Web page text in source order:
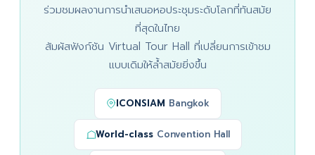
ร่วมชมผลงานการนำเสนอหอประชุมระดับโลกที่ทันสมัย
ที่สุดในไทย
สัมผัสฟังก์ชัน Virtual Tour Hall ที่เปลี่ยนการเข้าชม
แบบเดิมให้ล้ำสมัยยิ่งขึ้น
ICONSIAM Bangkok
World-classConvention Hall